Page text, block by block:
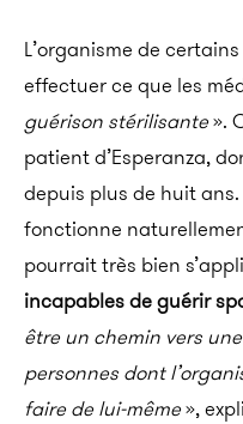
L’organisme de
effectuer ce que les
guérison stérilisante».
patient d’Esperanza,
depuis plus de huit ans.
fonctionne
pourrait très bien
incapables de guérir
être un chemin vers
personnes dont
faire de lui-même»,